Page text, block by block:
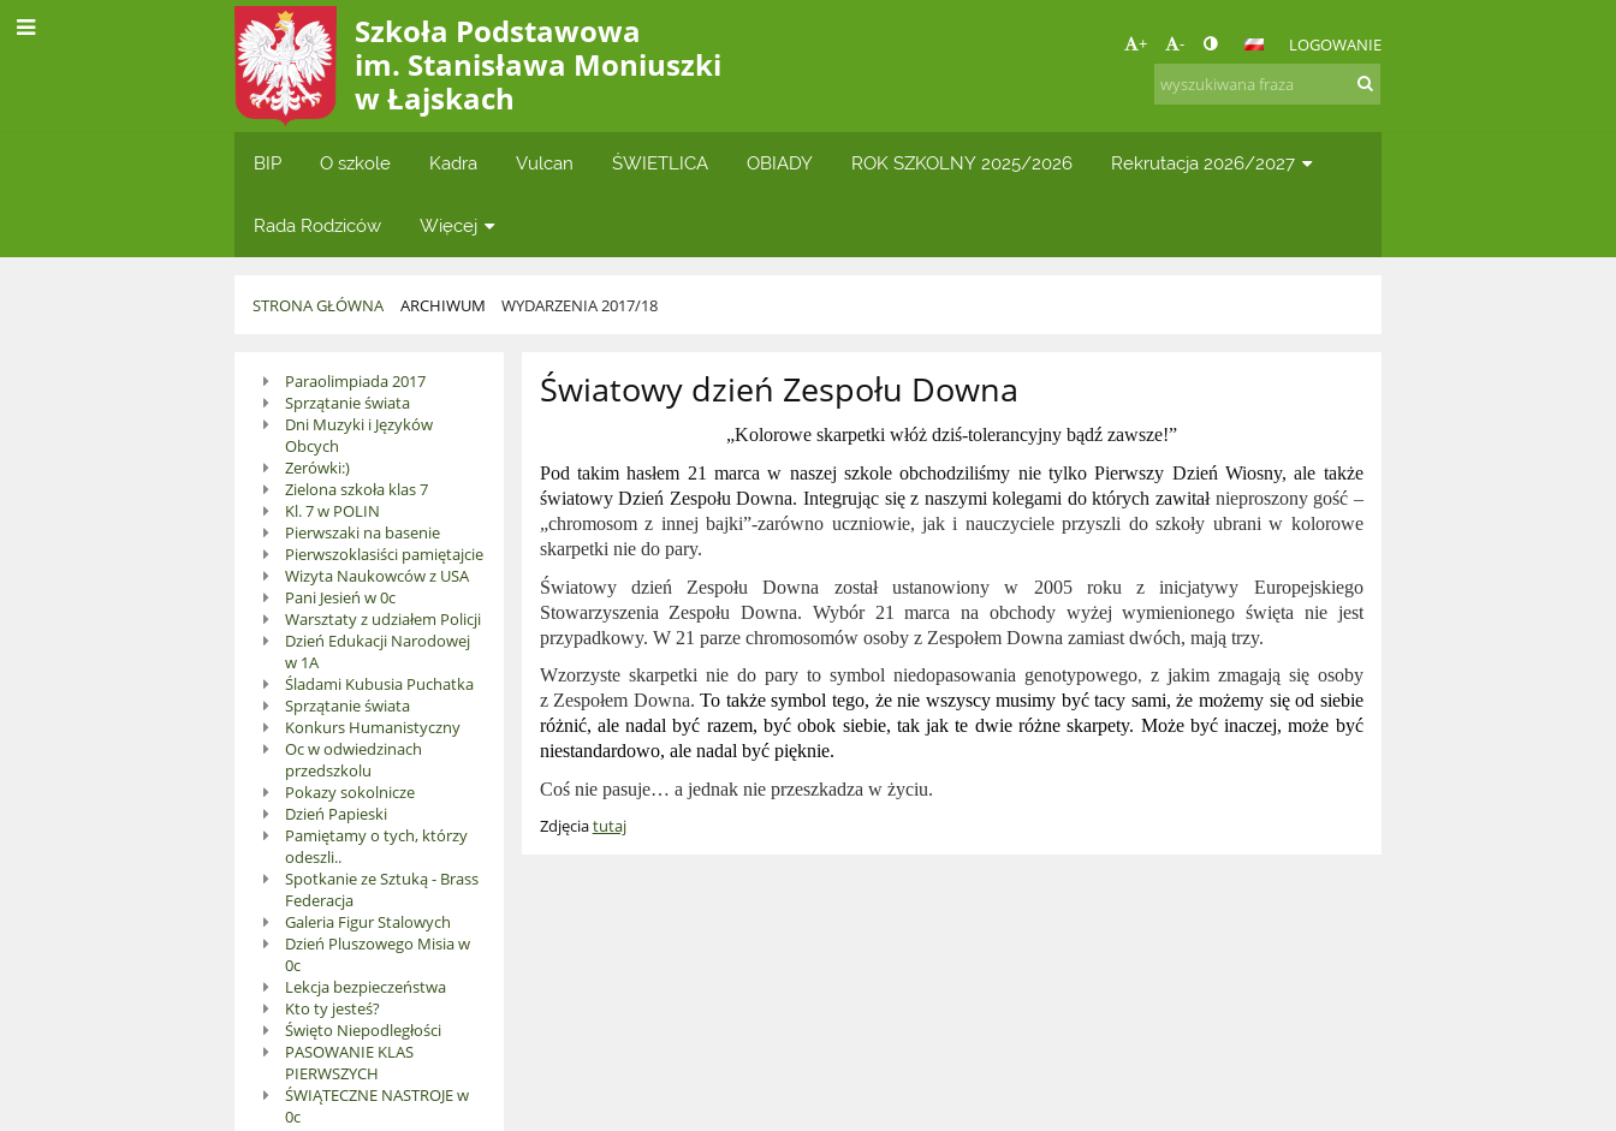
Szkoła Podstawowa
im. Stanisława Moniuszki
w Łajskach
+ - LOGOWANIE
BIP O szkole Kadra Vulcan ŚWIETLICA OBIADY ROK SZKOLNY 2025/2026 Rekrutacja 2026/2027
Rada Rodziców Więcej
STRONA GŁÓWNA ARCHIWUM WYDARZENIA 2017/18
Wydarzenia
2017/18
Paraolimpiada 2017
Sprzątanie świata
Dni Muzyki i Języków
Obcych
Zerówki:)
Zielona szkoła klas 7
Kl. 7 w POLIN
Pierwszaki na basenie
Pierwszoklasiści pamiętajcie
Wizyta Naukowców z USA
Pani Jesień w 0c
Warsztaty z udziałem Policji
Dzień Edukacji Narodowej
w 1A
Śladami Kubusia Puchatka
Sprzątanie świata
Konkurs Humanistyczny
Oc w odwiedzinach
przedszkolu
Pokazy sokolnicze
Dzień Papieski
Pamiętamy o tych, którzy
odeszli..
Spotkanie ze Sztuką - Brass
Federacja
Galeria Figur Stalowych
Dzień Pluszowego Misia w
0c
Lekcja bezpieczeństwa
Kto ty jesteś?
Święto Niepodległości
PASOWANIE KLAS
PIERWSZYCH
ŚWIĄTECZNE NASTROJE w
0c
Światowy dzień Zespołu Downa
„Kolorowe skarpetki włóż dziś-tolerancyjny bądź zawsze!”
Pod takim hasłem 21 marca w naszej szkole obchodziliśmy nie tylko Pierwszy Dzień Wiosny, ale także
światowy Dzień Zespołu Downa. Integrując się z naszymi kolegami do których zawitał nieproszony gość –
„chromosom z innej bajki”-zarówno uczniowie, jak i nauczyciele przyszli do szkoły ubrani w kolorowe
skarpetki nie do pary.
Światowy dzień Zespołu Downa został ustanowiony w 2005 roku z inicjatywy Europejskiego
Stowarzyszenia Zespołu Downa. Wybór 21 marca na obchody wyżej wymienionego święta nie jest
przypadkowy. W 21 parze chromosomów osoby z Zespołem Downa zamiast dwóch, mają trzy.
Wzorzyste skarpetki nie do pary to symbol niedopasowania genotypowego, z jakim zmagają się osoby
z Zespołem Downa. To także symbol tego, że nie wszyscy musimy być tacy sami, że możemy się od siebie
różnić, ale nadal być razem, być obok siebie, tak jak te dwie różne skarpety. Może być inaczej, może być
niestandardowo, ale nadal być pięknie.
Coś nie pasuje… a jednak nie przeszkadza w życiu.
Zdjęciatutaj